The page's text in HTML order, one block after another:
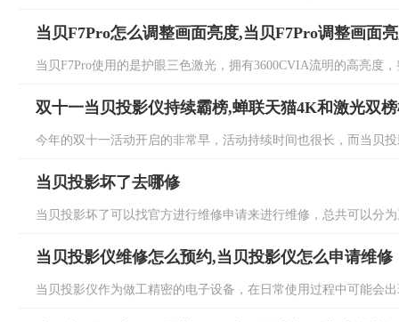
当贝F7Pro怎么调整画面亮度,当贝F7Pro调整画面
当贝F7Pro使用的是护眼三色激光，拥有3600CVIA流明的高亮度
双十一当贝投影仪持续霸榜,蝉联天猫4K和激光双
今年的双十一活动开启的非常早，活动持续时间也很长，而当贝
当贝投影坏了去哪修
当贝投影坏了可以找官方进行维修申请来进行维修，总共可以分
当贝投影仪维修怎么预约,当贝投影仪怎么申请维修
当贝投影仪作为做工精密的电子设备，在日常使用过程中可能会